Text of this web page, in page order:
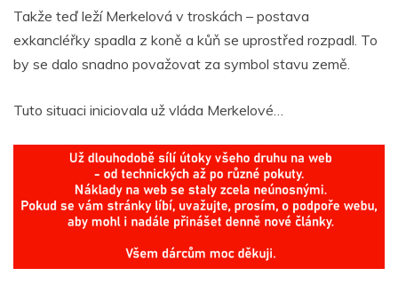
Takže teď leží Merkelová v troskách – postava
exkancléřky spadla z koně a kůň se uprostřed rozpadl. To
by se dalo snadno považovat za symbol stavu země.
Tuto situaci iniciovala už vláda Merkelové…